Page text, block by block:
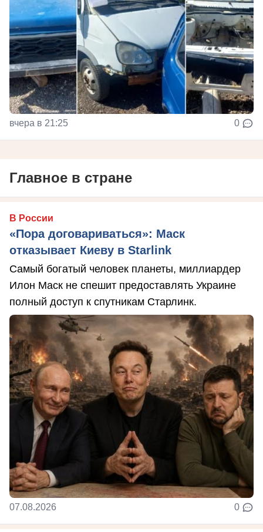
вчера в 21:25 0
Главное в стране
В России
«Пора договариваться»: Маск
отказывает Киеву в Starlink
Самый богатый человек планеты, миллиардер
Илон Маск не спешит предоставлять Украине
полный доступ к спутникам Старлинк.
07.08.2026 0